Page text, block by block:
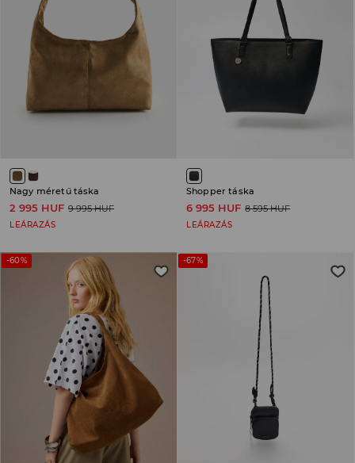
Nagy méretű táska
2 995 HUF 9 995 HUF
LEÁRAZÁS
Shopper táska
6 995 HUF 8 595 HUF
LEÁRAZÁS
-60% -67%